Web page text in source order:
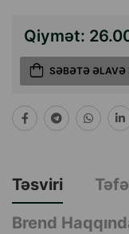
Qiymət:
SƏBƏTƏ ƏLAVƏ
Təsviri
Brend